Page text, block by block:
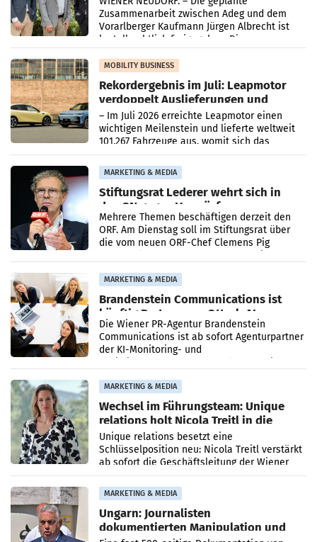
Zusammenarbeit zwischen Adeg und dem
Vorarlberger Kaufmann Jürgen Albrecht ist
kartellrechtlich freigegeben: Die
Bundeswettbewerbsbehörde und der
Bundeskartellanwalt
MOBILITY BUSINESS
Rekordergebnis im Juli: Leapmotor
verdoppelt Auslieferungen und
überschreitet die 100.000er-Marke
– Im Juli 2026 erreichte Leapmotor einen
wichtigen Meilenstein und lieferte weltweit
101.267 Fahrzeuge aus, womit sich das
Ergebnis gegenüber Juli 2025 mehr als
verdoppelte (+102
MARKETING & MEDIA
Stiftungsrat Lederer wehrt sich in
den SN gegen Vorwürfe
Mehrere Themen beschäftigen derzeit den
ORF. Am Dienstag soll im Stiftungsrat über
die vom neuen ORF-Chef Clemens Pig
MARKETING & MEDIA
Brandenstein Communications ist
künftig Partner von OtterlyAI
Die Wiener PR-Agentur Brandenstein
Communications ist ab sofort Agenturpartner
der KI-Monitoring- und
MARKETING & MEDIA
Wechsel im Führungsteam: Unique
relations holt Nicola Treitl in die
Geschäftsleitung
Unique relations besetzt eine
Schlüsselposition neu: Nicola Treitl verstärkt
ab sofort die Geschäftsleitung der Wiener
PR-Agentur an der Seite von Josef Kalina und
Anna Kalina-Mahr.
MARKETING & MEDIA
Ungarn: Journalisten
dokumentierten Manipulation und